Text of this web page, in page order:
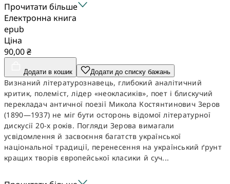
Прочитати більше
Електронна книга
epub
Ціна
90,00 ₴
Додати в кошик Додати до списку бажань
Визнаний літературознавець, глибокий аналітичний
критик, полеміст, лідер «неокласиків», поет і блискучий
перекладач античної поезії Микола Костянтинович Зеров
(1890—1937) не міг бути осторонь відомої літературної
дискусії 20-х років. Погляди Зерова вимагали
усвідомлення й засвоєння багатств української
національної традиції, перенесення на український ґрунт
кращих творів європейської класики й суч...